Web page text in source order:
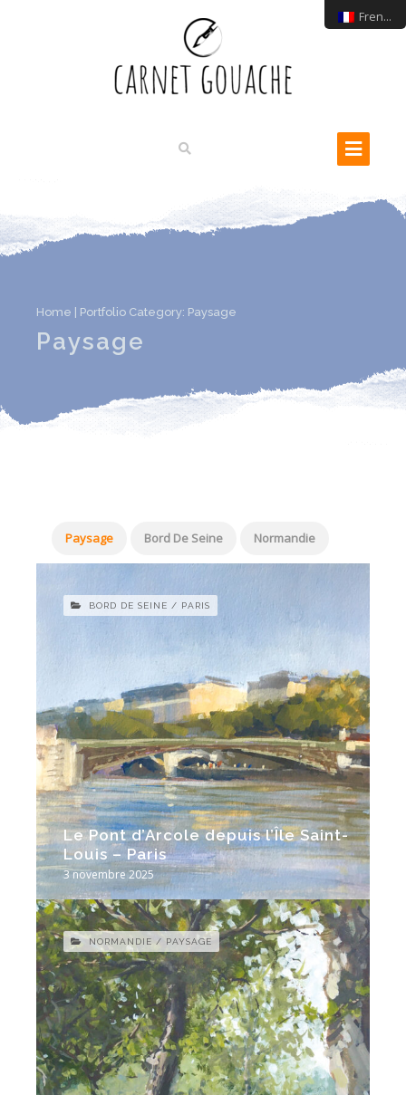
Home | Portfolio Category: Paysage
Paysage
Paysage Bord De Seine Normandie
3 novembre 2025
Le Pont d’Arcole depuis l’Île Saint-
Louis – Paris
BORD DE SEINE / PARIS
NORMANDIE / PAYSAGE
French